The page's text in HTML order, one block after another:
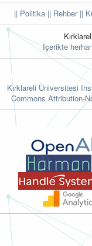
|| Politika || Rehber||
İçerikte
Kırklareli Üniversitesi
Commons Attribution-